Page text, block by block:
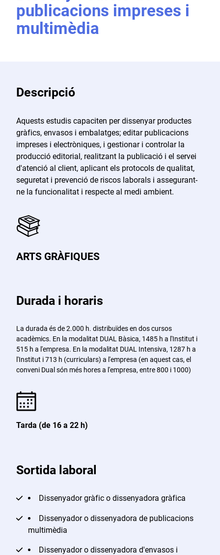
publicacions impreses i
multimèdia
Descripció
Aquests estudis capaciten per dissenyar productes
gràfics, envasos i embalatges; editar publicacions
impreses i electròniques, i gestionar i controlar la
producció editorial, realitzant la publicació i el servei
d'atenció al client, aplicant els protocols de qualitat,
seguretat i prevenció de riscos laborals i assegurant-
ne la funcionalitat i respecte al medi ambient.
ARTS GRÀFIQUES
Durada i horaris
La durada és de 2.000 h. distribuïdes en dos cursos
acadèmics. En la modalitat DUAL Bàsica, 1485 h a l'Institut i
515 h a l'empresa. En la modalitat DUAL Intensiva, 1287 h a
l'Institut i 713 h (curriculars) a l'empresa (en aquest cas, el
conveni Dual són més hores a l'empresa, entre 800 i 1000)
Tarda (de 16 a 22 h)
Sortida laboral
Dissenyador gràfic o dissenyadora gràfica
Dissenyador o dissenyadora de publicacions
multimèdia
Dissenyador o dissenyadora d'envasos i